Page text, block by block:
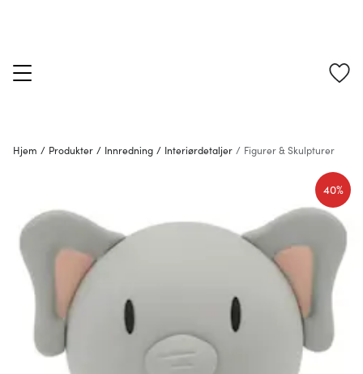
Hjem / Produkter / Innredning / Interiørdetaljer / Figurer & Skulpturer
40%